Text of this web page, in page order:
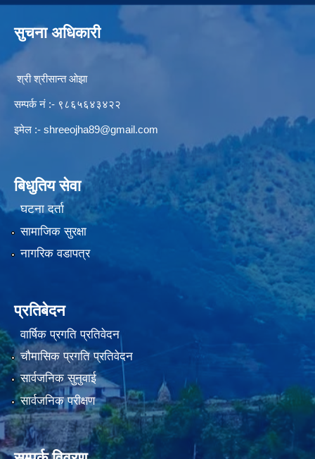
सुचना अधिकारी
श्री श्रीसान्त ओझा
सम्पर्क नं :- ९८६५६४३४२२
इमेल :- shreeojha89@gmail.com
बिधुतिय सेवा
घटना दर्ता
सामाजिक सुरक्षा
नागरिक वडापत्र
प्रतिबेदन
वार्षिक प्रगति प्रतिवेदन
चौमासिक प्रगति प्रतिवेदन
सार्वजनिक सुनुवाई
सार्वजनिक परीक्षण